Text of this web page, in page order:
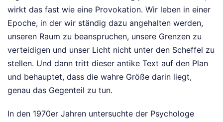
wirkt das fast wie eine Provokation. Wir leben in einer
Epoche, in der wir ständig dazu angehalten werden,
unseren Raum zu beanspruchen, unsere Grenzen zu
verteidigen und unser Licht nicht unter den Scheffel zu
stellen. Und dann tritt dieser antike Text auf den Plan
und behauptet, dass die wahre Größe darin liegt,
genau das Gegenteil zu tun.
In den 1970er Jahren untersuchte der Psychologe